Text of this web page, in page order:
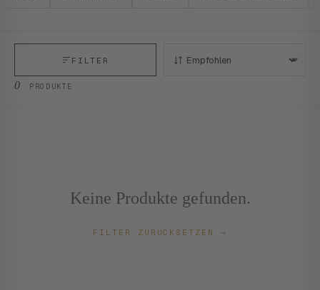
0 PRODUKTE
FILTER SORTIEREN:
Keine Produkte gefunden.
FILTER ZURÜCKSETZEN →